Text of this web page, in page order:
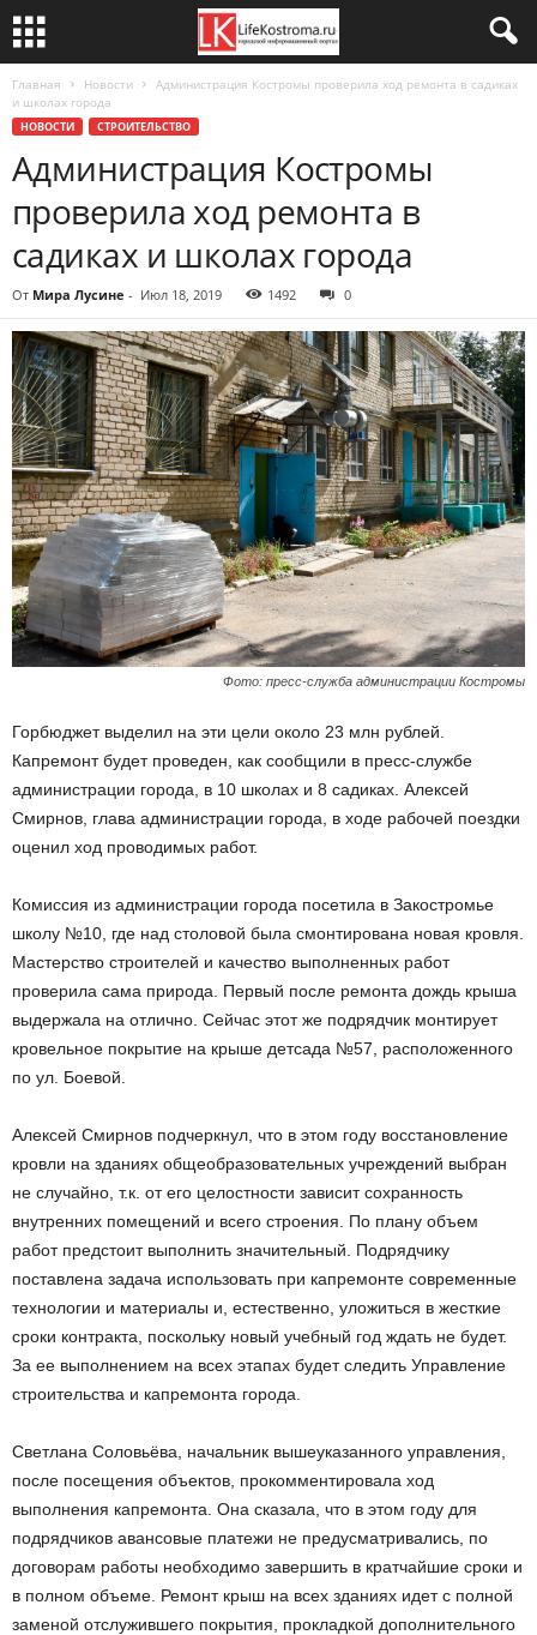
Главная Новости
Администрация Костромы проверила ход ремонта в садиках
и школах города
НОВОСТИ СТРОИТЕЛЬСТВО
Администрация Костромы
проверила ход ремонта в
садиках и школах города
От Мира Лусине - Июл 18, 2019 1492 0
Фото: пресс-служба администрации Костромы
Горбюджет выделил на эти цели около 23 млн рублей.
Капремонт будет проведен, как сообщили в пресс-службе
администрации города, в 10 школах и 8 садиках. Алексей
Смирнов, глава администрации города, в ходе рабочей поездки
оценил ход проводимых работ.
Комиссия из администрации города посетила в Закостромье
школу №10, где над столовой была смонтирована новая кровля.
Мастерство строителей и качество выполненных работ
проверила сама природа. Первый после ремонта дождь крыша
выдержала на отлично. Сейчас этот же подрядчик монтирует
кровельное покрытие на крыше детсада №57, расположенного
по ул. Боевой.
Алексей Смирнов подчеркнул, что в этом году восстановление
кровли на зданиях общеобразовательных учреждений выбран
не случайно, т.к. от его целостности зависит сохранность
внутренних помещений и всего строения. По плану объем
работ предстоит выполнить значительный. Подрядчику
поставлена задача использовать при капремонте современные
технологии и материалы и, естественно, уложиться в жесткие
сроки контракта, поскольку новый учебный год ждать не будет.
За ее выполнением на всех этапах будет следить Управление
строительства и капремонта города.
Светлана Соловьёва, начальник вышеуказанного управления,
после посещения объектов, прокомментировала ход
выполнения капремонта. Она сказала, что в этом году для
подрядчиков авансовые платежи не предусматривались, по
договорам работы необходимо завершить в кратчайшие сроки и
в полном объеме. Ремонт крыш на всех зданиях идет с полной
заменой отслужившего покрытия, прокладкой дополнительного